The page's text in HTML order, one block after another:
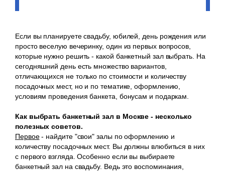
Если вы планируете свадьбу, юбилей, день рождения или
просто веселую вечеринку, один из первых вопросов,
которые нужно решить - какой банкетный зал выбрать. На
сегодняшний день есть множество вариантов,
отличающихся не только по стоимости и количеству
посадочных мест, но и по тематике, оформлению,
условиям проведения банкета, бонусам и подаркам.
Как выбрать банкетный зал в Москве - несколько
полезных советов.
Первое- найдите "свои" залы по оформлению и
количеству посадочных мест. Вы должны влюбиться в них
с первого взгляда. Особенно если вы выбираете
банкетный зал на свадьбу. Ведь это воспоминания,